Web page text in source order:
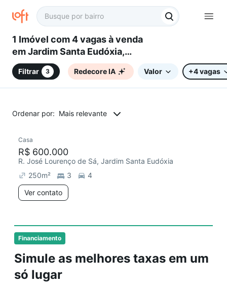
1 Imóvel com 4 vagas à venda
em Jardim Santa Eudóxia,
Campinas, SP
Filtrar 3 Redecore IA Valor +4 vagas
Ordenar por: Mais relevante
Financiamento
Simule as melhores taxas em um
só lugar
Casa
R$ 600.000
R. José Lourenço de Sá, Jardim Santa Eudóxia
250m² 3
4
Ver contato